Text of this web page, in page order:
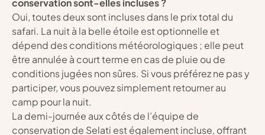
conservation sont-elles incluses ?
Oui, toutes deux sont incluses dans le prix total du
safari. La nuit à la belle étoile est optionnelle et
dépend des conditions météorologiques ; elle peut
être annulée à court terme en cas de pluie ou de
conditions jugées non sûres. Si vous préférez ne pas y
participer, vous pouvez simplement retourner au
camp pour la nuit.
La demi-journée aux côtés de l’équipe de
conservation de Selati est également incluse, offrant